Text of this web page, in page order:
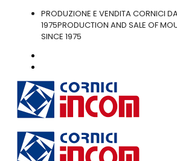
PRODUZIONE E VENDITA CORNICI
1975PRODUCTION AND SALE OF
SINCE 1975